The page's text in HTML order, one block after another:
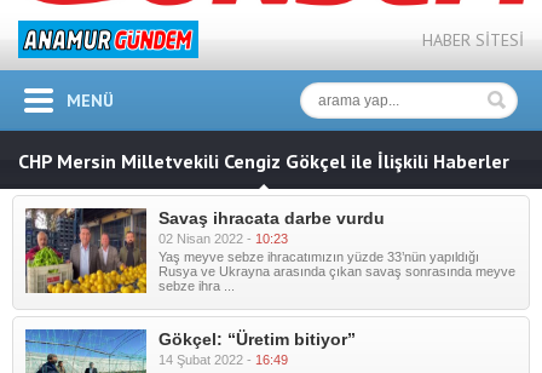
HABER SİTESİ
MENÜ
CHP Mersin Milletvekili Cengiz Gökçel ile İlişkili Haberler
Savaş ihracata darbe vurdu
02 Nisan 2022 - 10:23
Yaş meyve sebze ihracatımızın yüzde 33’nün yapıldığı
Rusya ve Ukrayna arasında çıkan savaş sonrasında meyve
sebze ihra ...
Gökçel: “Üretim bitiyor”
14 Şubat 2022 - 16:49